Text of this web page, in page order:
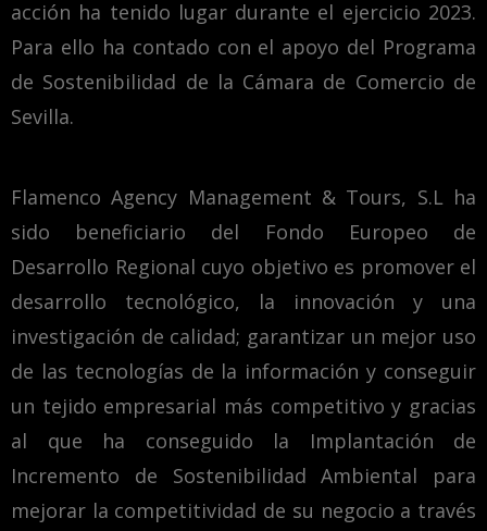
acción ha tenido lugar durante el ejercicio 2023.
Para ello ha contado con el apoyo del Programa
de Sostenibilidad de la Cámara de Comercio de
Sevilla.
Flamenco Agency Management & Tours, S.L ha
sido beneficiario del Fondo Europeo de
Desarrollo Regional cuyo objetivo es promover el
desarrollo tecnológico, la innovación y una
investigación de calidad; garantizar un mejor uso
de las tecnologías de la información y conseguir
un tejido empresarial más competitivo y gracias
al que ha conseguido la Implantación de
Incremento de Sostenibilidad Ambiental para
mejorar la competitividad de su negocio a través